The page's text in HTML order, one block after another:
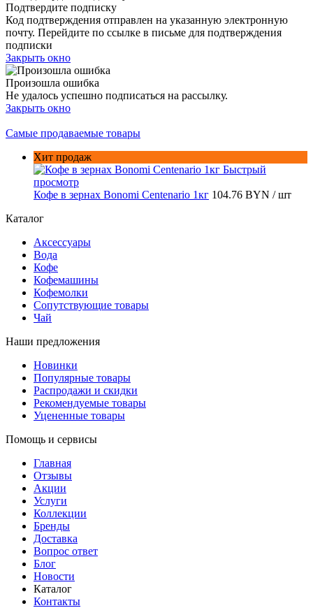
Подтвердите подписку
Код подтверждения отправлен на указанную электронную
почту. Перейдите по ссылке в письме для подтверждения
подписки
Закрыть окно
Произошла ошибка
Не удалось успешно подписаться на рассылку.
Закрыть окно
Самые продаваемые товары
Хит продаж
Быстрый
просмотр
Кофе в зернах Bonomi Centenario 1кг 104.76 BYN / шт
Каталог
Аксессуары
Вода
Кофе
Кофемашины
Кофемолки
Сопутствующие товары
Чай
Наши предложения
Новинки
Популярные товары
Распродажи и скидки
Рекомендуемые товары
Уцененные товары
Помощь и сервисы
Главная
Отзывы
Акции
Услуги
Коллекции
Бренды
Доставка
Вопрос ответ
Блог
Новости
Каталог
Контакты